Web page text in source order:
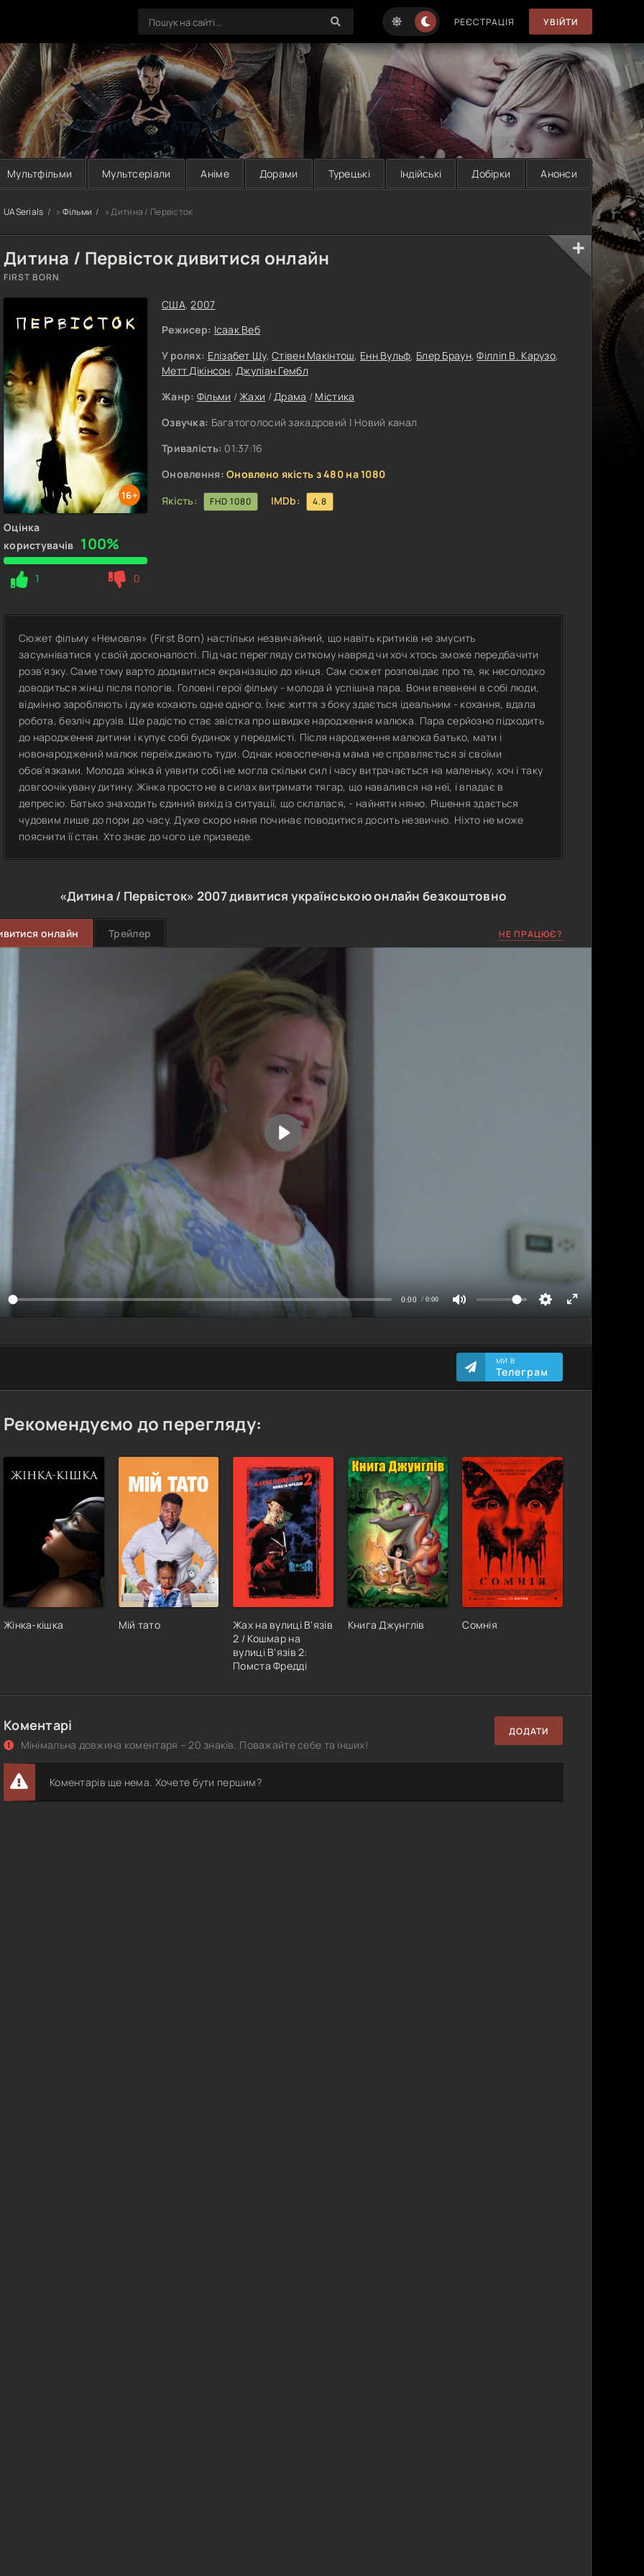
РЕЄСТРАЦІЯ УВІЙТИ
Мультфільми Мультсеріали Аніме Дорами Турецькі Індійські Добірки Анонси
UASerials » Фільми » Дитина / Первісток
Дитина / Первісток дивитися онлайн
FIRST BORN
16+
Оцінка
користувачів 100%
1 0
США,2007
Режисер: Ісаак Веб
У ролях: Елізабет Шу,Стівен Макінтош, Енн Вульф, Блер Браун,Філліп В. Карузо,
Метт Дікінсон,Джуліан Гембл
Жанр: Фільми /Жахи /Драма / Містика
Озвучка: Багатоголосий закадровий | Новий канал
Тривалість: 01:37:16
Оновлення: Оновлено якість з 480 на 1080
Якість:
FHD 1080 IMDb: 4.8
Сюжет фільму «Немовля» (First Born) настільки незвичайний, що навіть критиків не змусить
засумніватися у своїй досконалості. Під час перегляду ситкому навряд чи хоч хтось зможе передбачити
розв'язку. Саме тому варто додивитися екранізацію до кінця. Сам сюжет розповідає про те, як несолодко
доводиться жінці після пологів. Головні герої фільму - молода й успішна пара. Вони впевнені в собі люди,
відмінно заробляють і дуже кохають одне одного. Їхнє життя з боку здається ідеальним - кохання, вдала
робота, безліч друзів. Ще радістю стає звістка про швидке народження малюка. Пара серйозно підходить
до народження дитини і купує собі будинок у передмісті. Після народження малюка батько, мати і
новонароджений малюк переїжджають туди. Однак новоспечена мама не справляється зі своїми
обов'язками. Молода жінка й уявити собі не могла скільки сил і часу витрачається на маленьку, хоч і таку
довгоочікувану дитину. Жінка просто не в силах витримати тягар, що навалився на неї, і впадає в
депресію. Батько знаходить єдиний вихід із ситуації, що склалася, - найняти няню. Рішення здається
чудовим лише до пори до часу. Дуже скоро няня починає поводитися досить незвично. Ніхто не може
пояснити її стан. Хто знає до чого це призведе.
«Дитина / Первісток» 2007дивитися українською онлайн безкоштовно
онлайн Трейлер НЕ ПРАЦЮЄ?
МИ В
Телеграм
Рекомендуємо до перегляду:
Жінка-кішка Мій тато
Жах на вулиці В'язів
2 / Кошмар на
вулиці В'язів 2:
Помста Фредді
Книга Джунглів Сомнія
Коментарі
Мінімальна довжина коментаря – 20 знаків. Поважайте себе та інших!
ДОДАТИ
Коментарів ще нема. Хочете бути першим?